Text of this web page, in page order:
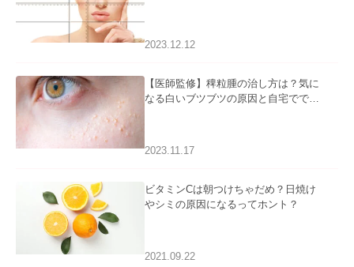
2023.12.12
【医師監修】稗粒腫の治し方は？気に
なる白いブツブツの原因と自宅ででき
2023.11.17
ビタミンCは朝つけちゃだめ？日焼け
やシミの原因になるってホント？
2021.09.22